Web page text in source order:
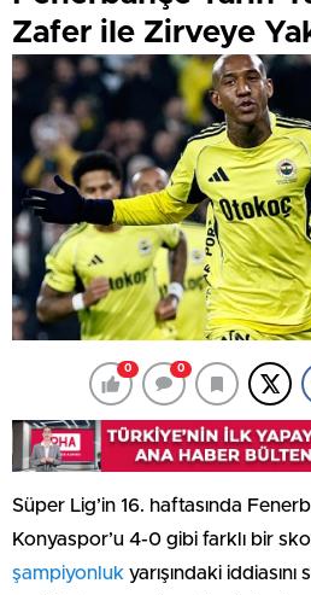
Zafer ile Zirveye
0 0
Süper Lig’in 16. haftasında
Konyaspor’u 4-0 gibi farklı bir
şampiyonluk yarışındaki